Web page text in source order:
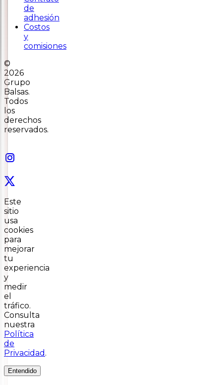
de
adhesión
Costos
y
comisiones
©
2026
Grupo
Balsas.
Todos
los
derechos
reservados.
Este
sitio
usa
cookies
para
mejorar
tu
experiencia
y
medir
el
tráfico.
Consulta
nuestra
Política
de
Privacidad .
Entendido